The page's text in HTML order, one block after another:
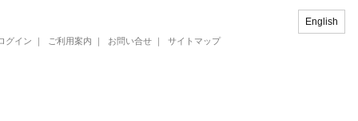
グイン ｜ ご利用案内 ｜ お問い合せ ｜ サイトマップ
English